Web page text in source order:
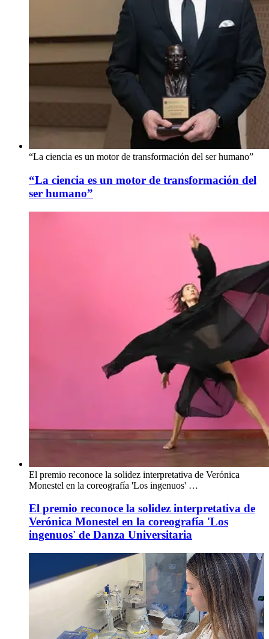
“La ciencia es un motor de transformación del ser humano”
“La ciencia es un motor de transformación del
ser humano”
El premio reconoce la solidez interpretativa de Verónica
Monestel en la coreografía 'Los ingenuos' …
El premio reconoce la solidez interpretativa de
Verónica Monestel en la coreografía 'Los
ingenuos' de Danza Universitaria